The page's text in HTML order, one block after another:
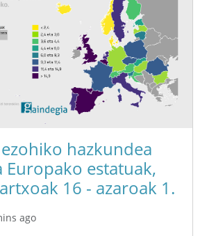
hazkundea
Europako estatuak,
16 - azaroak 1.
ago